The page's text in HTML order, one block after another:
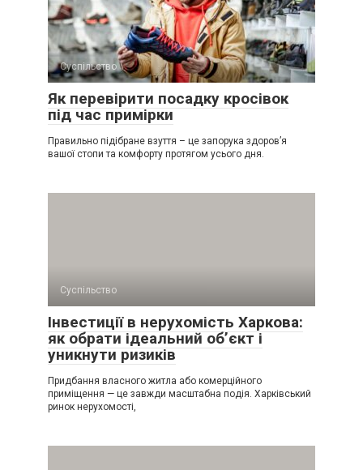
Суспільство
Як перевірити посадку кросівок
під час примірки
Правильно підібране взуття – це запорука здоров’я
вашої стопи та комфорту протягом усього дня.
Суспільство
Інвестиції в нерухомість Харкова:
як обрати ідеальний об’єкт і
уникнути ризиків
Придбання власного житла або комерційного
приміщення — це завжди масштабна подія. Харківський
ринок нерухомості,